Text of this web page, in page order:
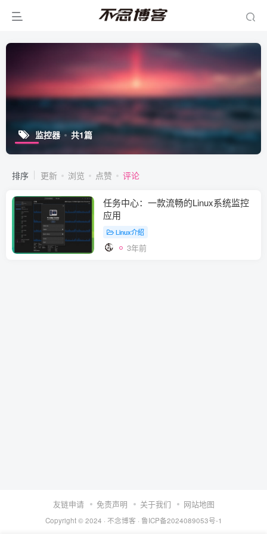
监控器 共1篇
排序 更新 浏览 点赞 评论
任务中心：一款流畅的Linux系统监控
应用
Linux介绍
3年前
友链申请 免责声明 关于我们 网站地图
Copyright © 2024 · 不念博客 · 鲁ICP备2024089053号-1